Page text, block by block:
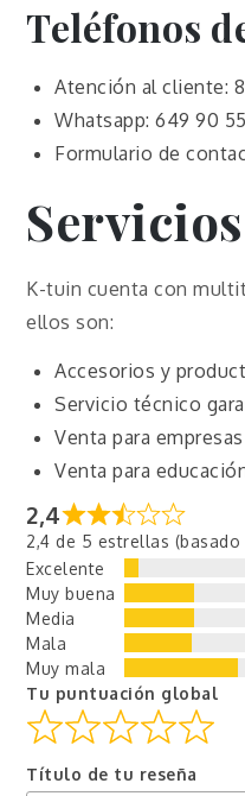
Teléfonos
Atención al cliente:
Whatsapp: 649 90
Formulario de
K-tuin cuenta con
ellos son:
Accesorios y
Servicio técnico
Venta para empresas
Venta para
2,4
2,4 de 5 estrellas (basado
Excelente
Muy buena
Media
Mala
Muy mala
Tu puntuación global
Título de tu reseña